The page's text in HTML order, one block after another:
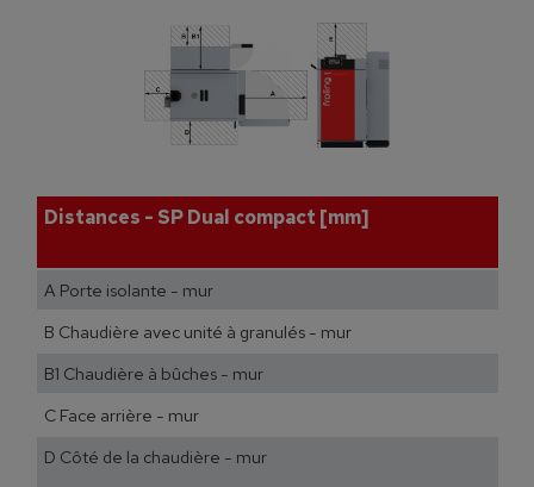
Distances - SP Dual compact [mm]
A Porte isolante - mur
B Chaudière avec unité à granulés - mur
B1 Chaudière à bûches - mur
C Face arrière - mur
D Côté de la chaudière - mur